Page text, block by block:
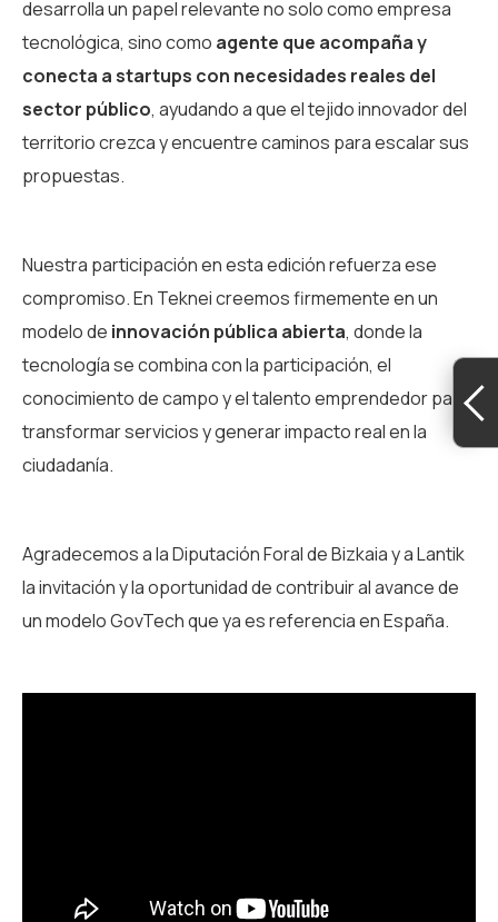
desarrolla un papel relevante no solo como empresa
tecnológica, sino como agente que acompaña y
conecta a startups con necesidades reales del
sector público, ayudando a que el tejido innovador del
territorio crezca y encuentre caminos para escalar sus
propuestas.
Nuestra participación en esta edición refuerza ese
compromiso. En Teknei creemos firmemente en un
modelo de innovación pública abierta, donde la
tecnología se combina con la participación, el
conocimiento de campo y el talento emprendedor para
transformar servicios y generar impacto real en la
ciudadanía.
Agradecemos a la Diputación Foral de Bizkaia y a Lantik
la invitación y la oportunidad de contribuir al avance de
un modelo GovTech que ya es referencia en España.